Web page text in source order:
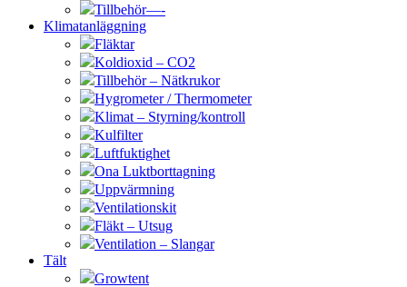
Tillbehör—-
Klimatanläggning
Fläktar
Koldioxid – CO2
Tillbehör – Nätkrukor
Hygrometer / Thermometer
Klimat – Styrning/kontroll
Kulfilter
Luftfuktighet
Ona Luktborttagning
Uppvärmning
Ventilationskit
Fläkt – Utsug
Ventilation – Slangar
Tält
Growtent